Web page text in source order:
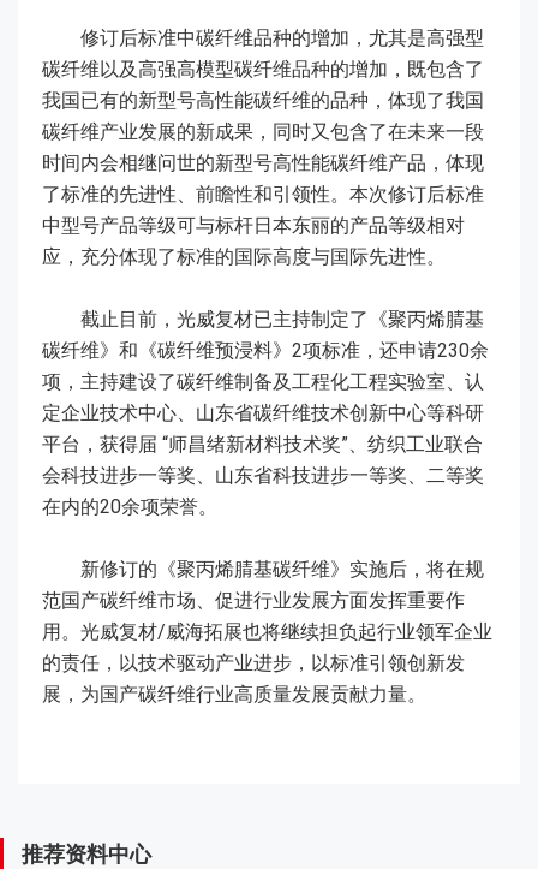
修订后标准中碳纤维品种的增加，尤其是高强型
碳纤维以及高强高模型碳纤维品种的增加，既包含了
我国已有的新型号高性能碳纤维的品种，体现了我国
碳纤维产业发展的新成果，同时又包含了在未来一段
时间内会相继问世的新型号高性能碳纤维产品，体现
了标准的先进性、前瞻性和引领性。本次修订后标准
中型号产品等级可与标杆日本东丽的产品等级相对
应，充分体现了标准的国际高度与国际先进性。
截止目前，光威复材已主持制定了《聚丙烯腈基
碳纤维》和《碳纤维预浸料》2项标准，还申请230余
项，主持建设了碳纤维制备及工程化工程实验室、认
定企业技术中心、山东省碳纤维技术创新中心等科研
平台，获得届 “师昌绪新材料技术奖”、纺织工业联合
会科技进步一等奖、山东省科技进步一等奖、二等奖
在内的20余项荣誉。
新修订的《聚丙烯腈基碳纤维》实施后，将在规
范国产碳纤维市场、促进行业发展方面发挥重要作
用。光威复材/威海拓展也将继续担负起行业领军企业
的责任，以技术驱动产业进步，以标准引领创新发
展，为国产碳纤维行业高质量发展贡献力量。
推荐资料中心